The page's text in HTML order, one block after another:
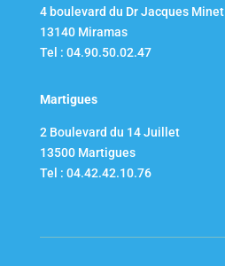
4 boulevard du Dr Jacques Minet
13140 Miramas
Tel : 04.90.50.02.47
Martigues
2 Boulevard du 14 Juillet​
13500 Martigues
Tel : 04.42.42.10.76